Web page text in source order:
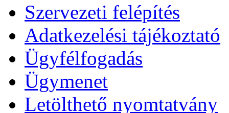
Szervezeti felépítés
Adatkezelési tájékoztató
Ügyfélfogadás
Ügymenet
Letölthető nyomtatvány